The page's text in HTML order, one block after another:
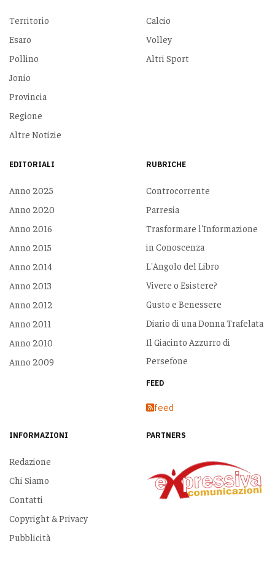
Territorio
Esaro
Pollino
Jonio
Provincia
Regione
Altre Notizie
Calcio
Volley
Altri Sport
EDITORIALI
Anno 2025
Anno 2020
Anno 2016
Anno 2015
Anno 2014
Anno 2013
Anno 2012
Anno 2011
Anno 2010
Anno 2009
RUBRICHE
Controcorrente
Parresia
Trasformare l'Informazione
in Conoscenza
L'Angolo del Libro
Vivere o Esistere?
Gusto e Benessere
Diario di una Donna Trafelata
Il Giacinto Azzurro di
Persefone
FEED
feed
INFORMAZIONI
Redazione
Chi Siamo
Contatti
Copyright & Privacy
Pubblicità
PARTNERS